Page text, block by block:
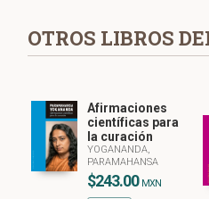
OTROS LIBROS
Afirmaciones
científicas para
la curación
YOGANANDA,
PARAMAHANSA
$243.00 MXN